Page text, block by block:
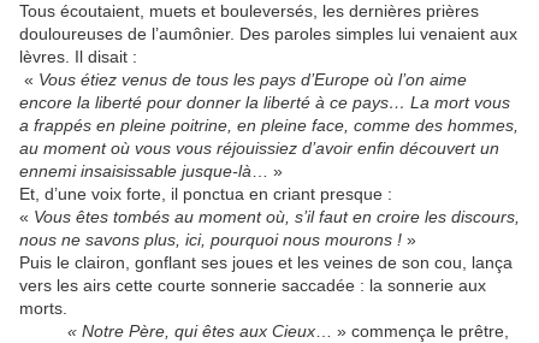
Tous écoutaient, muets et bouleversés, les dernières prières
douloureuses de l’aumônier. Des paroles simples lui venaient aux
lèvres. Il disait :
« Vous étiez venus de tous les pays d’Europe où l’on aime
encore la liberté pour donner la liberté à ce pays… La mort vous
a frappés en pleine poitrine, en pleine face, comme des hommes,
au moment où vous vous réjouissiez d’avoir enfin découvert un
ennemi insaisissable jusque-là… »
Et, d’une voix forte, il ponctua en criant presque :
« Vous êtes tombés au moment où, s’il faut en croire les discours,
nous ne savons plus, ici, pourquoi nous mourons ! »
Puis le clairon, gonflant ses joues et les veines de son cou, lança
vers les airs cette courte sonnerie saccadée : la sonnerie aux
morts.
« Notre Père, qui êtes aux Cieux… » commença le prêtre,